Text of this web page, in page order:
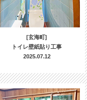
[玄海町]
トイレ壁紙貼り工事
2025.07.12